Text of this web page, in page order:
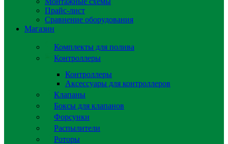
Прайс-лист
Сравнение оборудования
Магазин
Комплекты для полива
Контроллеры
Контроллеры
Аксессуары для контроллеров
Клапаны
Боксы для клапанов
Форсунки
Распылители
Роторы